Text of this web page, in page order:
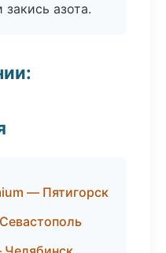
азота.
— Пятигорск